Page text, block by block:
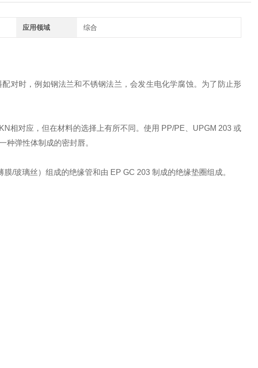
应用领域 综合
对时，例如钢法兰和不锈钢法兰，会发生电化学腐蚀。为了防止形
相对应，但在材料的选择上有所不同。使用 PP/PE、UPGM 203 或
种弹性体制成的密封唇。
/玻璃丝）组成的绝缘管和由 EP GC 203 制成的绝缘垫圈组成。